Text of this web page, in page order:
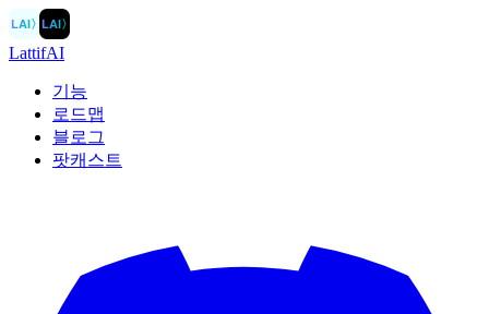
LAI〉LAI〉
LattifAI
기능
로드맵
블로그
팟캐스트